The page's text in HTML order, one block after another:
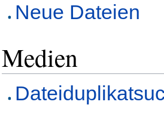
Neue Dateien
Medien